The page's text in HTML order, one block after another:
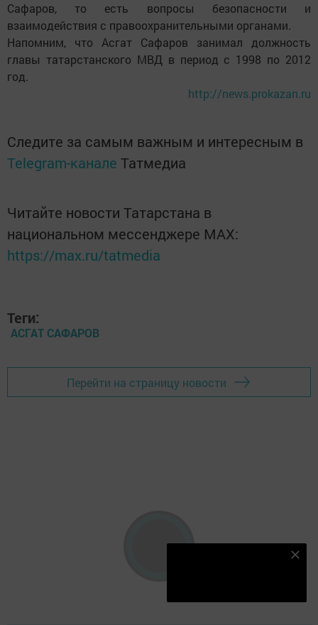
Сафаров, то есть вопросы безопасности и
взаимодействия с правоохранительными органами.
Напомним, что Асгат Сафаров занимал должность
главы татарстанского МВД в период с 1998 по 2012
год.
http://news.prokazan.ru
Следите за самым важным и интересным в
Telegram-канале Татмедиа
Читайте новости Татарстана в
национальном мессенджере MАХ:
https://max.ru/tatmedia
Теги:
АСГАТ САФАРОВ
Перейти на страницу новости